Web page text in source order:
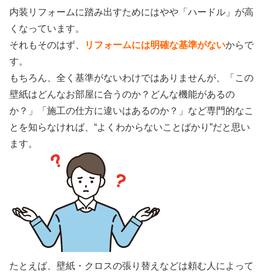
内装リフォームに踏み出すためにはやや「ハードル」が高
くなっています。
それもそのはず、
リフォームには明確な基準がないからで
す。
もちろん、全く基準がないわけではありませんが、「この
壁紙はどんなお部屋に合うのか？どんな機能があるの
か？」「施工の仕方に違いはあるのか？」など専門的なこ
とを知らなければ、“よくわからないことばかり”だと思い
ます。
たとえば、壁紙・クロスの張り替えなどは頼む人によって